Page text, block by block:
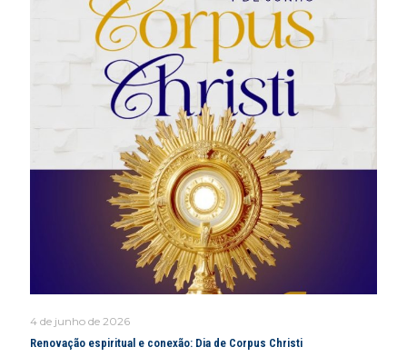
4 de junho de 2026
Renovação espiritual e conexão: Dia de Corpus Christi